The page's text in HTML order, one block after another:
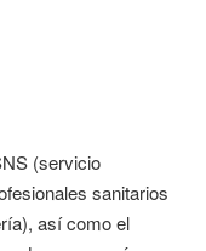
(servicio
sanitarios
así como el